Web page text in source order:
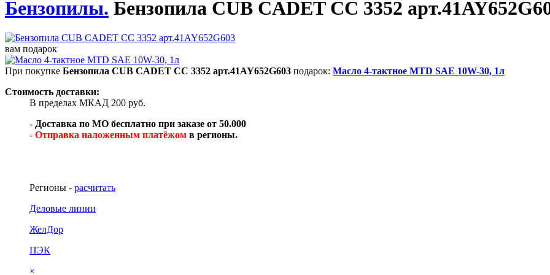
Бензопилы. Бензопила CUB CADET CC 3352
вам подарок
При покупке Бензопила CUB CADET CC 3352 арт.41AY652G603 подарок: Масло 4-тактное MTD SAE 10W-30, 1л
Стоимость доставки:
В пределах МКАД 200 руб.
- Доставка по МО бесплатно при заказе от 50.000
- Отправка наложенным платёжом в регионы.
Регионы - расчитать
Деловые линии
ЖелДор
ПЭК
×